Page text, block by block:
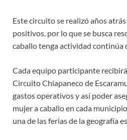
Este circuito se realizó años
positivos, por lo que se busca
caballo tenga actividad continúa
Cada equipo participante
Circuito Chiapaneco de
gastos operativos y así poder
mujer a caballo en cada
una de las ferias de la geografía